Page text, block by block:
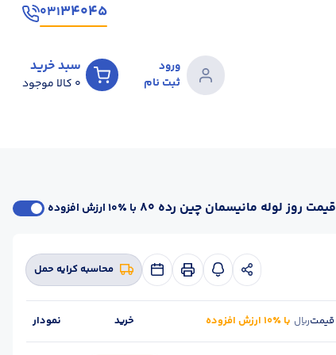
۳۴۰۴۵۰۳۱
ورود
ثبت نام
سبد خرید
0 کالا موجود
قیمت روز لوله مانیسمان چین رده 80 با ٪۱۰ ارزش افزوده
محاسبه کرایه حمل
قیمتریال با ٪۱۰ ارزش افزوده خرید نمودار